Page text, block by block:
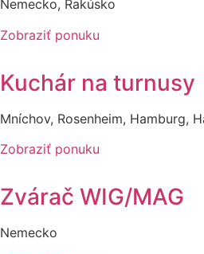
Nemecko, Rakúsko
Zobraziť ponuku
Kuchár na turnusy
Mníchov, Rosenheim, Hamburg,
Zobraziť ponuku
Zvárač WIG/MAG
Nemecko